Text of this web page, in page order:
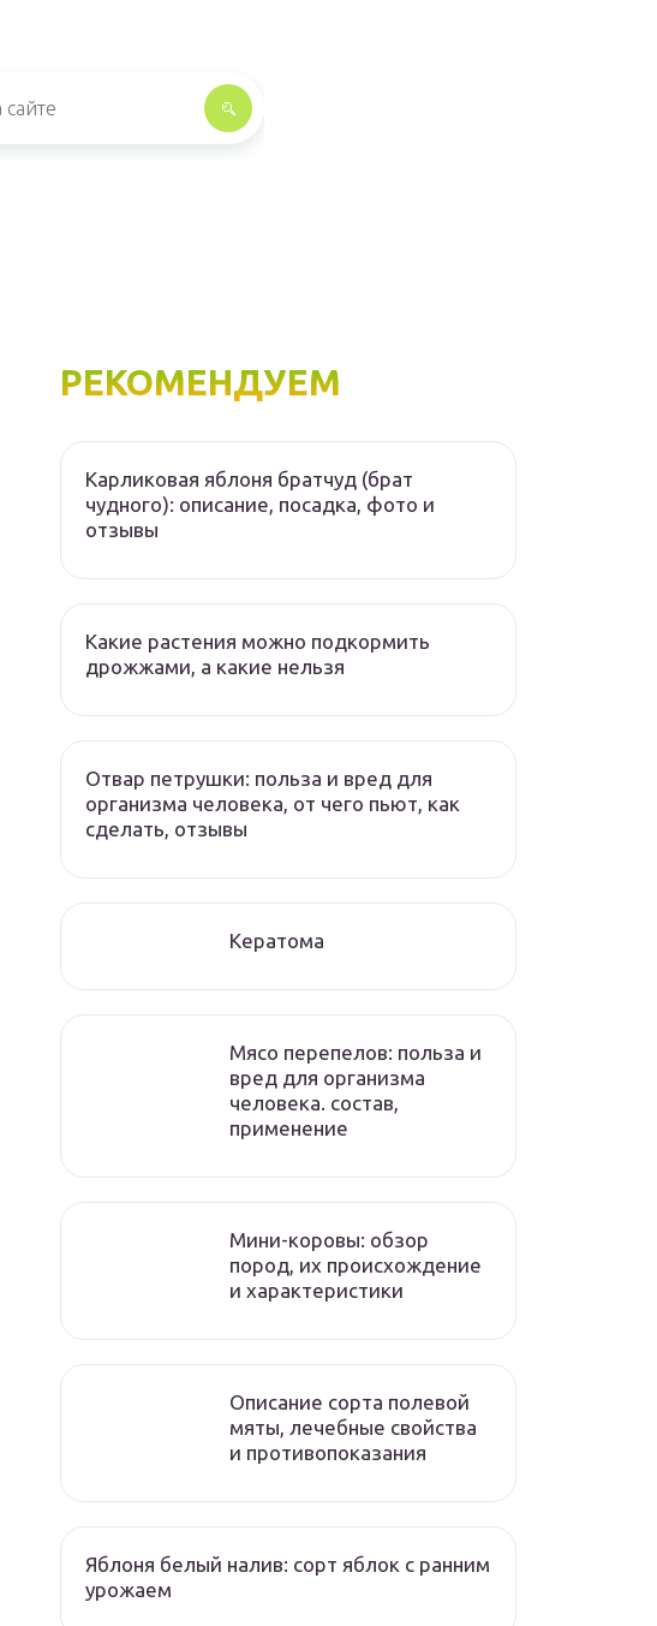
РЕКОМЕНДУЕМ
Карликовая яблоня братчуд (брат
чудного): описание, посадка, фото и
отзывы
Какие растения можно подкормить
дрожжами, а какие нельзя
Отвар петрушки: польза и вред для
организма человека, от чего пьют, как
сделать, отзывы
Кератома
Мясо перепелов: польза и
вред для организма
человека. состав,
применение
Мини-коровы: обзор
пород, их происхождение
и характеристики
Описание сорта полевой
мяты, лечебные свойства
и противопоказания
Яблоня белый налив: сорт яблок с ранним
урожаем